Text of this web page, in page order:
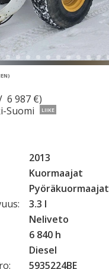
6 987 €)
Suomi
LIIKE
2013
Kuormaajat
Pyöräkuormaajat
3.3 l
Neliveto
6 840 h
Diesel
5935224BE